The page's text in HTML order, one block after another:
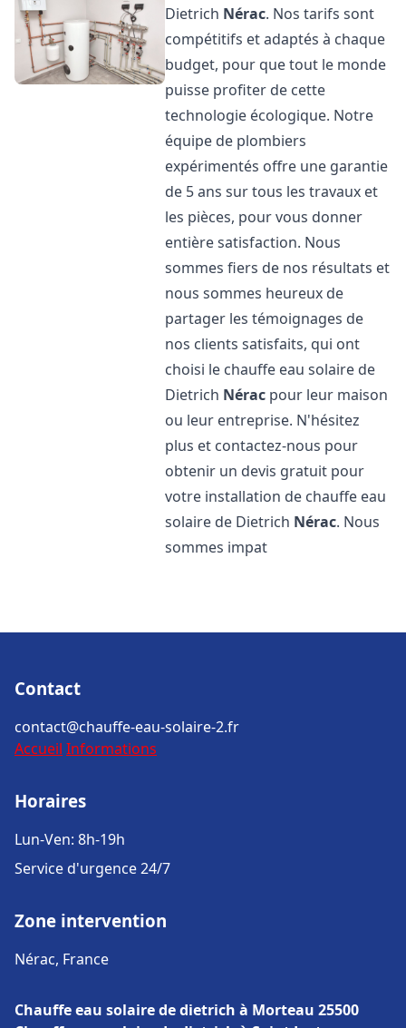
Dietrich Nérac. Nos tarifs sont
compétitifs et adaptés à chaque
budget, pour que tout le monde
puisse profiter de cette
technologie écologique. Notre
équipe de plombiers
expérimentés offre une garantie
de 5 ans sur tous les travaux et
les pièces, pour vous donner
entière satisfaction. Nous
sommes fiers de nos résultats et
nous sommes heureux de
partager les témoignages de
nos clients satisfaits, qui ont
choisi le chauffe eau solaire de
Dietrich Nérac pour leur maison
ou leur entreprise. N'hésitez
plus et contactez-nous pour
obtenir un devis gratuit pour
votre installation de chauffe eau
solaire de Dietrich Nérac. Nous
sommes impat
Contact
contact@chauffe-eau-solaire-2.fr
Accueil Informations
Horaires
Lun-Ven: 8h-19h
Service d'urgence 24/7
Zone intervention
Nérac, France
Chauffe eau solaire de dietrich à Morteau 25500